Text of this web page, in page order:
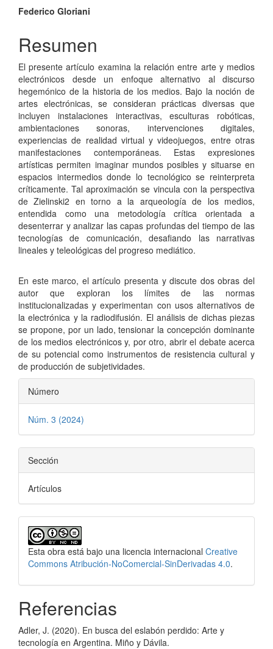
Contenido
principal
del
artículo
Federico Gloriani
Resumen
El presente artículo examina la relación entre arte y medios
electrónicos desde un enfoque alternativo al discurso
hegemónico de la historia de los medios. Bajo la noción de
artes electrónicas, se consideran prácticas diversas que
incluyen instalaciones interactivas, esculturas robóticas,
ambientaciones sonoras, intervenciones digitales,
experiencias de realidad virtual y videojuegos, entre otras
manifestaciones contemporáneas. Estas expresiones
artísticas permiten imaginar mundos posibles y situarse en
espacios intermedios donde lo tecnológico se reinterpreta
críticamente. Tal aproximación se vincula con la perspectiva
de Zielinski2 en torno a la arqueología de los medios,
entendida como una metodología crítica orientada a
desenterrar y analizar las capas profundas del tiempo de las
tecnologías de comunicación, desafiando las narrativas
lineales y teleológicas del progreso mediático.
En este marco, el artículo presenta y discute dos obras del
autor que exploran los límites de las normas
institucionalizadas y experimentan con usos alternativos de
la electrónica y la radiodifusión. El análisis de dichas piezas
se propone, por un lado, tensionar la concepción dominante
de los medios electrónicos y, por otro, abrir el debate acerca
de su potencial como instrumentos de resistencia cultural y
de producción de subjetividades.
Detalles
del
artículo
Número
Núm. 3 (2024)
Sección
Artículos
Esta obra está bajo una licencia internacional Creative
Commons Atribución-NoComercial-SinDerivadas 4.0.
Referencias
Adler, J. (2020). En busca del eslabón perdido: Arte y
tecnología en Argentina. Miño y Dávila.